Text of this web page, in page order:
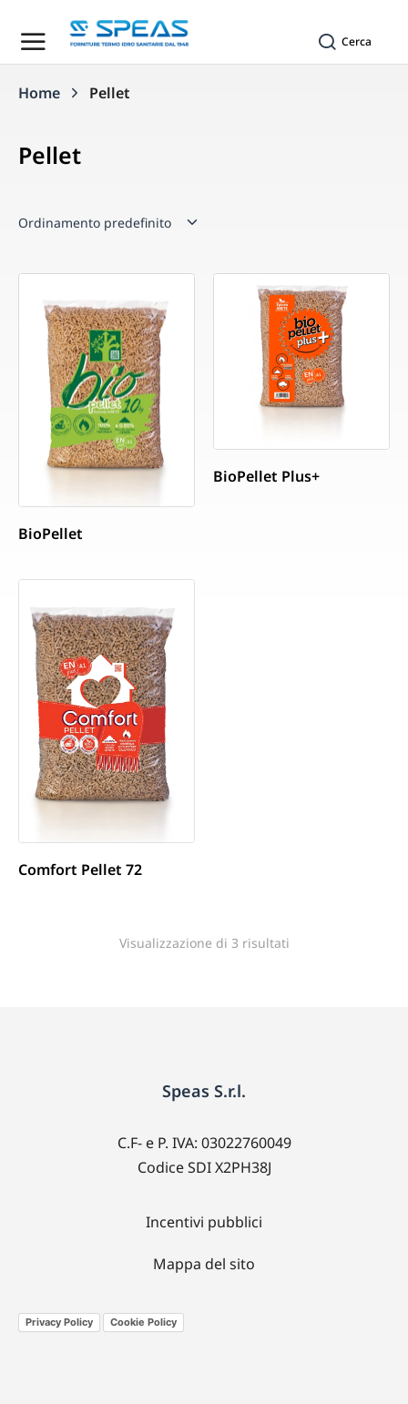
Cerca
Tu sei qui:
Home Pellet
Pellet
BioPellet
BioPellet Plus+
Comfort Pellet 72
Visualizzazione di 3 risultati
Speas S.r.l.
C.F- e P. IVA: 03022760049
Codice SDI X2PH38J
Incentivi pubblici
Mappa del sito
Privacy Policy Cookie Policy